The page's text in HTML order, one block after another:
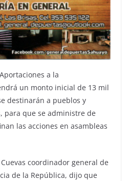
a la
un monto inicial de 13 mil
destinarán a pueblos y
para que se administre de
las acciones en asambleas
coordinador general de
de la República, dijo que